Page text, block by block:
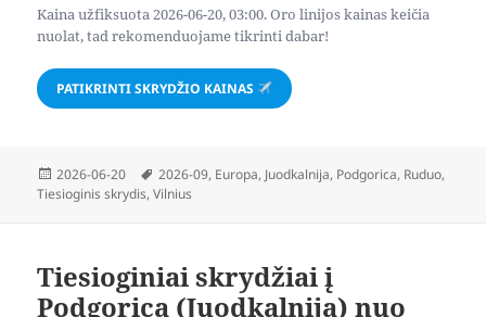
Kaina užfiksuota 2026-06-20, 03:00. Oro linijos kainas keičia
nuolat, tad rekomenduojame tikrinti dabar!
PATIKRINTI SKRYDŽIO KAINAS
Paskelbta
2026-06-20 Žymos
2026-09, Europa, Juodkalnija, Podgorica, Ruduo,
Tiesioginis skrydis,Vilnius
Tiesioginiai skrydžiai į
Podgoricą (Juodkalnija) nuo